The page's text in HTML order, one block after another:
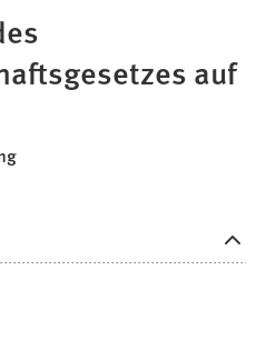
auf